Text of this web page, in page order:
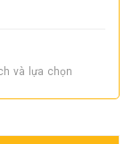
và lựa chọn